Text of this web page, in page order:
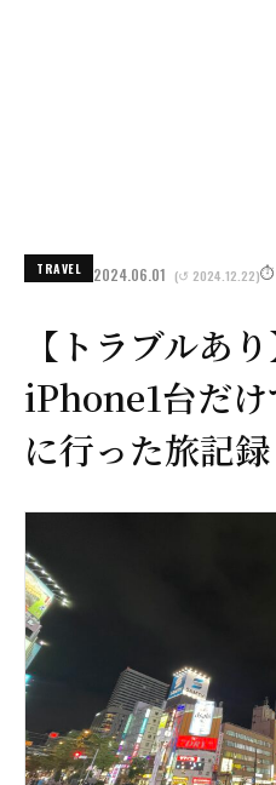
TRAVEL 2024.06.01 (↺ 2024.12.22)⏱️
【トラブルあ
iPhone1台だ
に行った旅記録